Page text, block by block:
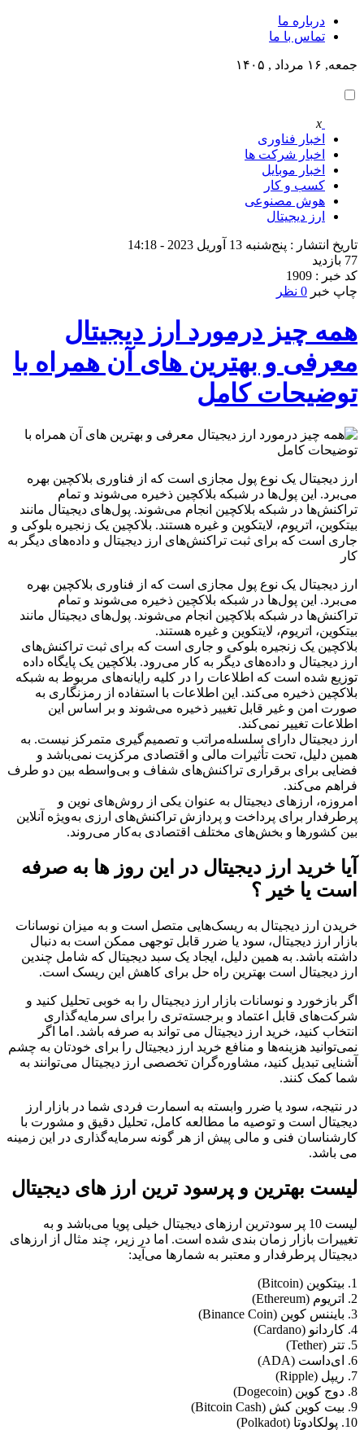
درباره ما
تماس با ما
جمعه, ۱۶ مرداد , ۱۴۰۵
x
اخبار فناوری
اخبار شرکت ها
اخبار موبایل
کسب و کار
هوش مصنوعی
ارز دیجیتال
تاریخ انتشار : پنج‌شنبه 13 آوریل 2023 - 14:18
77 بازدید
کد خبر : 1909
چاپ خبر 0 نظر
همه چیز درمورد ارز دیجیتال
معرفی و بهترین های آن همراه با
توضیحات کامل
ارز دیجیتال یک نوع پول مجازی است که از فناوری بلاکچین بهره
می‌برد. این پول‌ها در شبکه بلاکچین ذخیره می‌شوند و تمام
تراکنش‌ها در شبکه بلاکچین انجام می‌شوند. پول‌های دیجیتال مانند
بیتکوین، اتریوم، لایتکوین و غیره هستند. بلاکچین یک زنجیره بلوکی و
جاری است که برای ثبت تراکنش‌های ارز دیجیتال و داده‌های دیگر به
کار
ارز دیجیتال یک نوع پول مجازی است که از فناوری بلاکچین بهره
می‌برد. این پول‌ها در شبکه بلاکچین ذخیره می‌شوند و تمام
تراکنش‌ها در شبکه بلاکچین انجام می‌شوند. پول‌های دیجیتال مانند
بیتکوین، اتریوم، لایتکوین و غیره هستند.
بلاکچین یک زنجیره بلوکی و جاری است که برای ثبت تراکنش‌های
ارز دیجیتال و داده‌های دیگر به کار می‌رود. بلاکچین یک پایگاه داده
توزیع شده است که اطلاعات را در کلیه رایانه‌های مربوط به شبکه
بلاکچین ذخیره می‌کند. این اطلاعات با استفاده از رمزنگاری به
صورت امن و غیر قابل تغییر ذخیره می‌شوند و بر اساس این
اطلاعات تغییر نمی‌کند.
ارز دیجیتال دارای سلسله‌مراتب و تصمیم‌گیری متمرکز نیست. به
همین دلیل، تحت تأثیرات مالی و اقتصادی مرکزیت نمی‌باشد و
فضایی برای برقراری تراکنش‌های شفاف و بی‌واسطه بین دو طرف
فراهم می‌کند.
امروزه، ارزهای دیجیتال به عنوان یکی از روش‌های نوین و
پرطرفدار برای پرداخت و پردازش تراکنش‌های ارزی به‌ویژه آنلاین
بین کشورها و بخش‌های مختلف اقتصادی به‌کار می‌روند.
آیا خرید ارز دیجیتال در این روز ها به صرفه
است یا خیر ؟
خریدن ارز دیجیتال به ریسک‌هایی متصل است و به میزان نوسانات
بازار ارز دیجیتال، سود یا ضرر قابل توجهی ممکن است به دنبال
داشته باشد. به همین دلیل، ایجاد یک سبد دیجیتال که شامل چندین
ارز دیجیتال است بهترین راه حل برای کاهش این ریسک است.
اگر بازخورد و نوسانات بازار ارز دیجیتال را به خوبی تحلیل کنید و
شرکت‌های قابل اعتماد و برجسته‌تری را برای سرمایه‌گذاری
انتخاب کنید، خرید ارز دیجیتال می تواند به صرفه باشد. اما اگر
نمی‌توانید هزینه‌ها و منافع خرید ارز دیجیتال را برای خودتان به چشم
آشنایی تبدیل کنید، مشاوره‌گران تخصصی ارز دیجیتال می‌توانند به
شما کمک کنند.
در نتیجه، سود یا ضرر وابسته به اسمارت فردی شما در بازار ارز
دیجیتال است و توصیه ما مطالعه کامل، تحلیل دقیق و مشورت با
کارشناسان فنی و مالی پیش از هر گونه سرمایه‌گذاری در این زمینه
می باشد.
لیست بهترین و پرسود ترین ارز های دیجیتال
لیست 10 پر سودترین ارزهای دیجیتال خیلی پویا می‌باشد و به
تغییرات بازار زمان بندی شده است. اما در زیر، چند مثال از ارز‌های
دیجیتال پرطرفدار و معتبر به شمارها می‌آید:
1. بیتکوین (Bitcoin)
2. اتریوم (Ethereum)
3. بایننس کوین (Binance Coin)
4. کاردانو (Cardano)
5. تتر (Tether)
6. ای‌داست (ADA)
7. ریپل (Ripple)
8. دوج کوین (Dogecoin)
9. بیت کوین کش (Bitcoin Cash)
10. پولکادوتا (Polkadot)